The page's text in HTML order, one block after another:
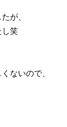
が、
し笑
ないので、